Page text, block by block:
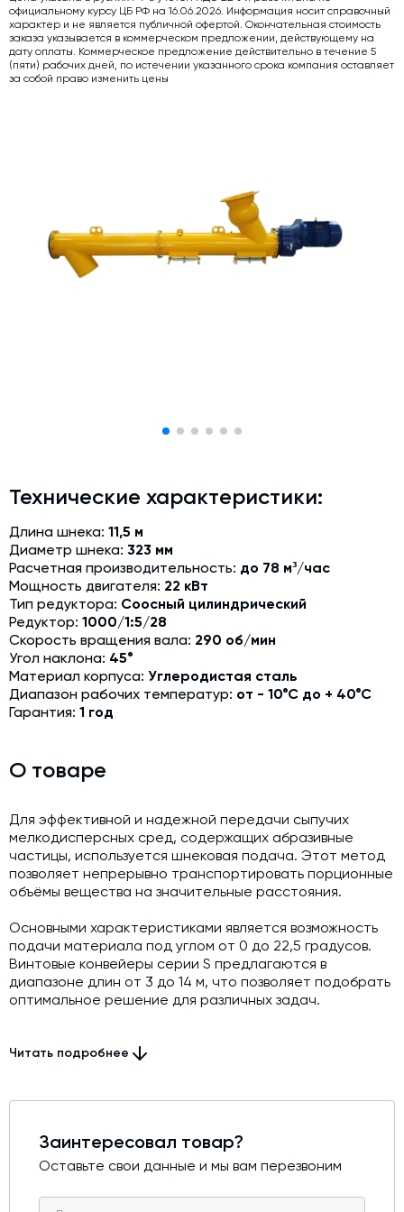
Дозаторы для бетонных заводов
Затворы для силосов и дозаторов
Промышленные фильтры и комплектующие
Промышленные вибраторы
Рециклинг
Срочная техпомощь. Онлайн-обследование и ремонт
Доставка, шеф-монтаж и пуско-наладка и обучение
Автоматизированные системы управления (АСУ ТП) любой
сложности
Подбор и поставка комплектующих под любой завод
Экспертиза промышленной безопасности
Технический аудит бетонных заводов и производств
Технические характеристики:
Длина шнека: 11,5 м
Диаметр шнека: 323 мм
Расчетная производительность: до 78 м³/час
Мощность двигателя: 22 кВт
Тип редуктора: Соосный цилиндрический
Редуктор: 1000/1:5/28
Скорость вращения вала: 290 об/мин
Угол наклона: 45°
Материал корпуса: Углеродистая сталь
Диапазон рабочих температур: от - 10°С до + 40°С
Гарантия: 1 год
О товаре
Для эффективной и надежной передачи сыпучих
мелкодисперсных сред, содержащих абразивные
частицы, используется шнековая подача. Этот метод
позволяет непрерывно транспортировать порционные
объёмы вещества на значительные расстояния.
Основными характеристиками является возможность
подачи материала под углом от 0 до 22,5 градусов.
Винтовые конвейеры серии S предлагаются в
диапазоне длин от 3 до 14 м, что позволяет подобрать
оптимальное решение для различных задач.
мощность от 4 до 7,5 кВт, обеспечивая высокую
обслуживания. Подшипниковый узел, отличающийся
отсутствие проникновения перекачиваемых сред
даже при длительной эксплуатации винтового
Читать подробнее
официальному курсу ЦБ РФ на 16.06.2026. Информация носит справочный
характер и не является публичной офертой. Окончательная стоимость
заказа указывается в коммерческом предложении, действующему на
дату оплаты. Коммерческое предложение действительно в течение 5
(пяти) рабочих дней, по истечении указанного срока компания оставляет
за собой право изменить цены
Заинтересовал товар?
Оставьте свои данные и мы вам перезвоним